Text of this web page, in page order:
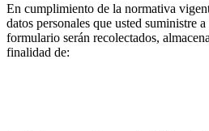
En cumplimiento de la normativa
datos personales que usted suministre
formulario serán recolectados,
finalidad de: